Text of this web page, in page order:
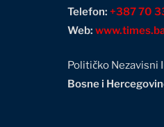
Telefon: +387 70
Web:
Političko Nezavisni
Bosne i